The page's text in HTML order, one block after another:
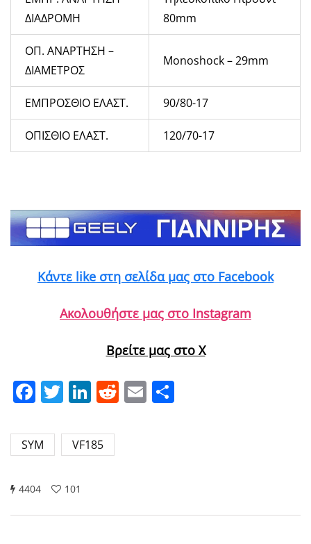
ΔΙΑΔΡΟΜΗ
80mm
ΟΠ. ΑΝΑΡΤΗΣΗ –
ΔΙΑΜΕΤΡΟΣ
Monoshock – 29mm
ΕΜΠΡΟΣΘΙΟ ΕΛΑΣΤ. 90/80-17
ΟΠΙΣΘΙΟ ΕΛΑΣΤ. 120/70-17
Κάντε like στη σελίδα μας στο Facebook
Ακολουθήστε μας στο Instagram
Βρείτε μας στο X
Facebook
Twitter
LinkedIn
Reddit
Email
SYM VF185
4404 101